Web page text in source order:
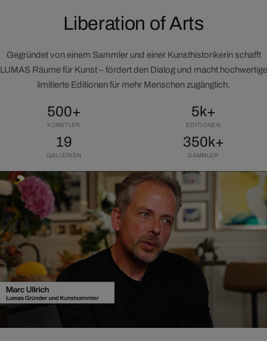
Liberation of Arts
Gegründet von einem Sammler und einer Kunsthistorikerin schafft
LUMAS Räume für Kunst – fördert den Dialog und macht hochwertige
limitierte Editionen für mehr Menschen zugänglich.
500+
KÜNSTLER
5k+
EDITIONEN
19
GALLERIEN
350k+
SAMMLER